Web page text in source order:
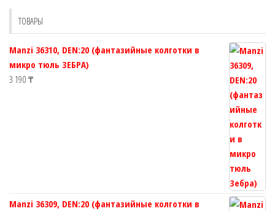
товара.
ТОВАРЫ
Manzi 36310, DEN:20 (фантазийные колготки в
микро тюль ЗЕБРА)
3 190 ₸
Manzi 36309, DEN:20 (фантазийные колготки в